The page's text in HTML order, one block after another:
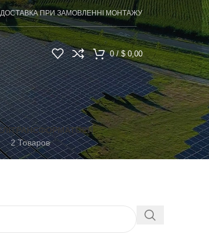
ПРИ ЗАМОВЛЕННІ МОНТАЖУ
0/ $0,00
ТРАНСФОРМАТОРИ
2 Товаров